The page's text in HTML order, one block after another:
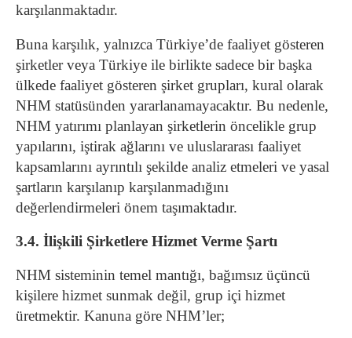
karşılanmaktadır.
Buna karşılık, yalnızca Türkiye’de faaliyet gösteren
şirketler veya Türkiye ile birlikte sadece bir başka
ülkede faaliyet gösteren şirket grupları, kural olarak
NHM statüsünden yararlanamayacaktır. Bu nedenle,
NHM yatırımı planlayan şirketlerin öncelikle grup
yapılarını, iştirak ağlarını ve uluslararası faaliyet
kapsamlarını ayrıntılı şekilde analiz etmeleri ve yasal
şartların karşılanıp karşılanmadığını
değerlendirmeleri önem taşımaktadır.
3.4. İlişkili Şirketlere Hizmet Verme Şartı
NHM sisteminin temel mantığı, bağımsız üçüncü
kişilere hizmet sunmak değil, grup içi hizmet
üretmektir. Kanuna göre NHM’ler;